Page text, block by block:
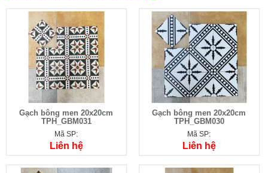
Gạch bông men 20x20cm
TPH_GBM031
Mã SP:
Liên hệ
Gạch bông men 20x20cm
TPH_GBM030
Mã SP:
Liên hệ